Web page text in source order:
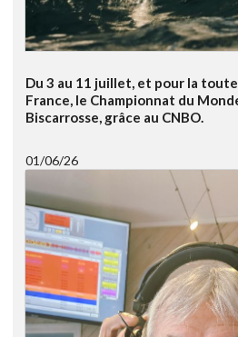
Du 3 au 11 juillet, et pour la
France, le Championnat du
Biscarrosse, grâce au CNBO.
01/06/26